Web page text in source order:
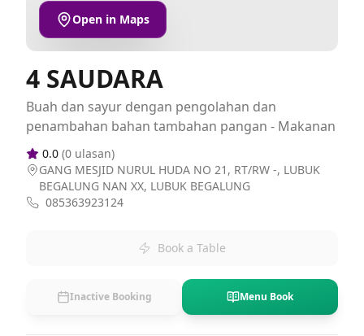
Open in Maps
4 SAUDARA
Buah dan sayur dengan pengolahan dan
penambahan bahan tambahan pangan - Makanan
0.0 (0 ulasan)
GANG MESJID NURUL HUDA NO 21, RT/RW -, LUBUK
BEGALUNG NAN XX, LUBUK BEGALUNG
085363923124
Book a Table
Inactive Booking Menu Book